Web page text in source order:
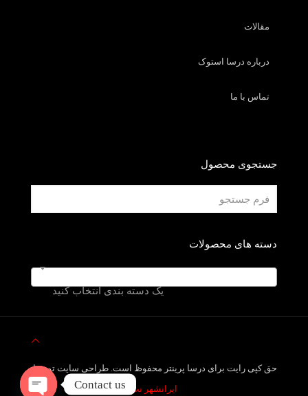
مقالات
درباره درسا استوک
تماس با ما
جستجوی محصول
دسته های محصولات
یک دسته بندی انتخاب کنید
حق کپی رایت برای درسا پرینتر محفوظ است. طراحی سایت توسط
ایرانشهر نت
Contact us